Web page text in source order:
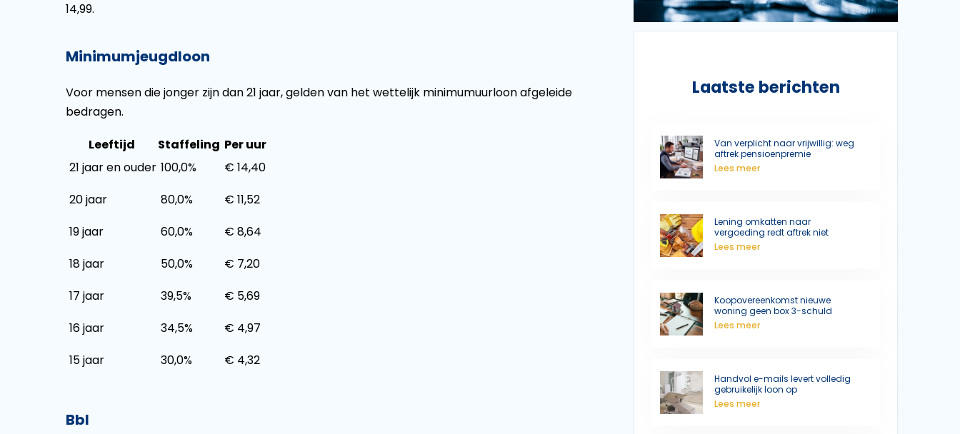
14,99.
Minimumjeugdloon
Voor mensen die jonger zijn dan 21 jaar, gelden van het wettelijk minimumuurloon afgeleide
bedragen.
Leeftijd
Staffeling Per uur
21 jaar en ouder 100,0%
€ 14,40
20 jaar
80,0%
€ 11,52
19 jaar
60,0%
€ 8,64
18 jaar
50,0%
€ 7,20
17 jaar
39,5%
€ 5,69
16 jaar
34,5%
€ 4,97
15 jaar
30,0% € 4,32
Bbl
Laatste berichten
Van verplicht naar vrijwillig: weg
aftrek pensioenpremie
Lees meer
Lening omkatten naar
vergoeding redt aftrek niet
Lees meer
Koopovereenkomst nieuwe
woning geen box 3-schuld
Lees meer
Handvol e-mails levert volledig
gebruikelijk loon op
Lees meer